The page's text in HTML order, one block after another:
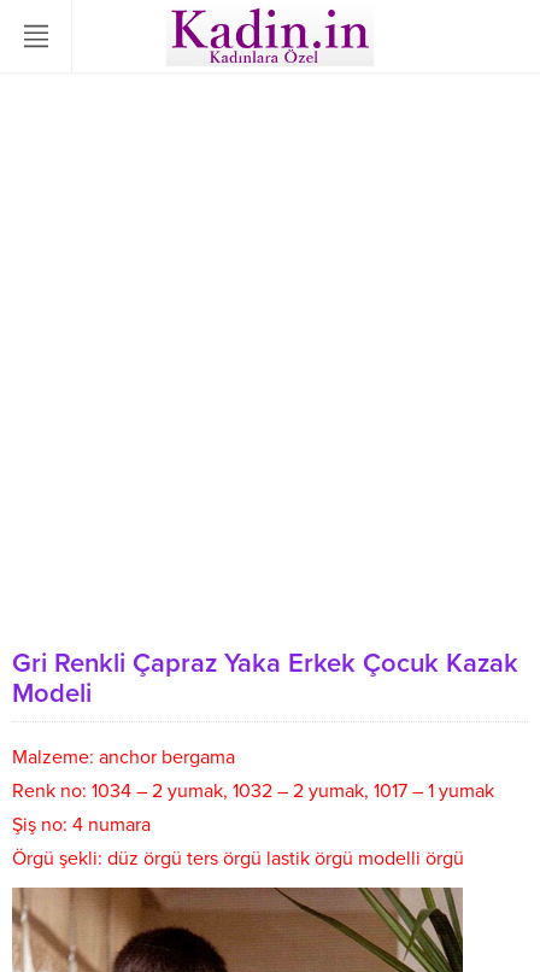
Gri Renkli Çapraz Yaka Erkek Çocuk Kazak
Modeli
Malzeme: anchor bergama
Renk no: 1034 – 2 yumak, 1032 – 2 yumak, 1017 – 1 yumak
Şiş no: 4 numara
Örgü şekli: düz örgü ters örgü lastik örgü modelli örgü